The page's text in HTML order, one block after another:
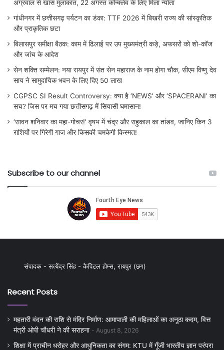
अग्रवाल से खास मुलाकात, 22 अगस्त कॉन्क्लेव के लिए मिला न्योता
गांधीनगर में छत्तीसगढ़ पर्यटन का डंका: TTF 2026 में बिखरी राज्य की सांस्कृतिक
और प्राकृतिक छटा
बिलासपुर समीक्षा बैठक: काम में ढिलाई पर उप मुख्यमंत्री कड़े, अफसरों को शो-कॉज
और जांच के आदेश
सेन शक्ति सम्मेलन: नया रायपुर में संत सेन महाराज के नाम होगा चौक, सीएम विष्णु देव
साय ने सामुदायिक भवन के लिए दिए 50 लाख
CGPSC SI Result Controversy: क्या है ‘NEWS’ और ‘SPACERANI’ का
सच? जिस पर मच गया छत्तीसगढ़ में सियासी घमासान!
‘सावन शनिवार का महा-गोचर!’ वृषभ में चंद्र और राहुकाल का तांडव, जानिए किन 3
राशियों पर गिरेगी गाज और किसकी चमकेगी किस्मत!
Subscribe to our channel
संपादक - सत्येंद्र सिंह - कैपिटल होम्स, रायपुर (छग)
Recent Posts
महतारी वंदन की राशि से मंदिर निर्माण: आमापाली की महिलाओं का अनूठा कदम, वित्त
मंत्री ओपी चौधरी ने की सराहना
August 8, 2026
शिक्षा में प्राचीन धरोहर और आधुनिकता का संगम: KTU में गूँजी भारतीय ज्ञान परंपरा